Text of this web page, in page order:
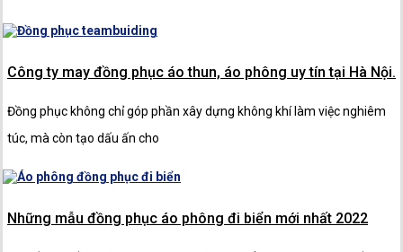
FENNIK chịu hoàn toàn trách nhiệm
Chi phí hợp lý, tối ưu, đáp ứng nhu cầu của tất
cả các khách hàng, doanh nghiệp
Đội ngũ tư vấn nhiệt tình, với 10 năm kinh
nghiệm trong ngành may mặc, sẵn sàng hỗ
Thông tin liên hệ:
Công ty may đồng phục áo thun, áo phông uy tín tại Hà Nội.
Đồng phục không chỉ góp phần xây dựng không khí làm việc nghiêm
túc, mà còn tạo dấu ấn cho
Những mẫu đồng phục áo phông đi biển mới nhất 2022